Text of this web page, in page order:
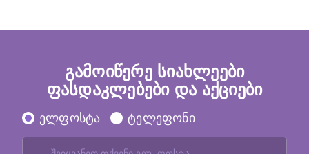
გამოიწერე სიახლეები
ფასდაკლებები და აქციები
ელფოსტა ტელეფონი